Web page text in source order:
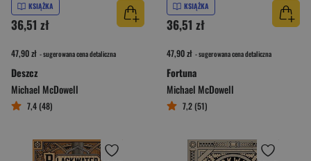
KSIĄŻKA
36,51 zł
47,90 zł - sugerowana cena detaliczna
Deszcz
Michael McDowell
7,4 (48)
KSIĄŻKA
36,51 zł
47,90 zł - sugerowana cena detaliczna
Fortuna
Michael McDowell
7,2 (51)